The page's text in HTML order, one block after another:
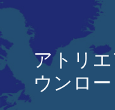
アトリ
ウンロ